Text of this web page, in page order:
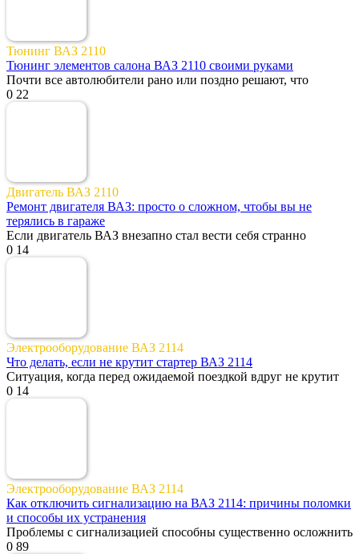
Тюнинг ВАЗ 2110
Тюнинг элементов салона ВАЗ 2110 своими руками
Почти все автолюбители рано или поздно решают, что
0 22
Двигатель ВАЗ 2110
Ремонт двигателя ВАЗ: просто о сложном, чтобы вы не
терялись в гараже
Если двигатель ВАЗ внезапно стал вести себя странно
0 14
Электрооборудование ВАЗ 2114
Что делать, если не крутит стартер ВАЗ 2114
Ситуация, когда перед ожидаемой поездкой вдруг не крутит
0 14
Электрооборудование ВАЗ 2114
Как отключить сигнализацию на ВАЗ 2114: причины поломки
и способы их устранения
Проблемы с сигнализацией способны существенно осложнить
0 89